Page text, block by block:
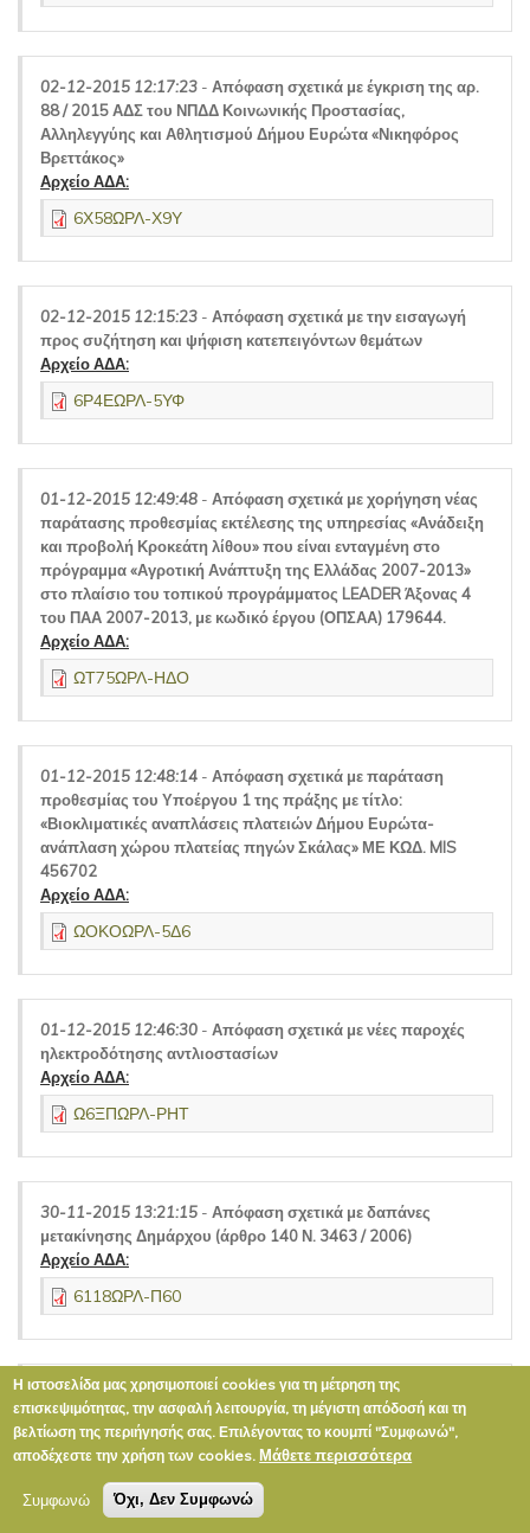
02-12-2015 12:17:23 - Απόφαση σχετικά με έγκριση της αρ.
88 / 2015 ΑΔΣ του ΝΠΔΔ Κοινωνικής Προστασίας,
Αλληλεγγύης και Αθλητισμού Δήμου Ευρώτα «Νικηφόρος
Βρεττάκος»
Αρχείο ΑΔΑ:
6Χ58ΩΡΛ-Χ9Υ
02-12-2015 12:15:23 - Απόφαση σχετικά με την εισαγωγή
προς συζήτηση και ψήφιση κατεπειγόντων θεμάτων
Αρχείο ΑΔΑ:
6Ρ4ΕΩΡΛ-5ΥΦ
01-12-2015 12:49:48 - Απόφαση σχετικά με χορήγηση νέας
παράτασης προθεσμίας εκτέλεσης της υπηρεσίας «Ανάδειξη
και προβολή Κροκεάτη λίθου» που είναι ενταγμένη στο
πρόγραμμα «Αγροτική Ανάπτυξη της Ελλάδας 2007-2013»
στο πλαίσιο του τοπικού προγράμματος LEADER Άξονας 4
του ΠΑΑ 2007-2013, με κωδικό έργου (ΟΠΣΑΑ) 179644.
Αρχείο ΑΔΑ:
ΩΤ75ΩΡΛ-ΗΔΟ
01-12-2015 12:48:14 - Απόφαση σχετικά με παράταση
προθεσμίας του Υποέργου 1 της πράξης με τίτλο:
«Βιοκλιματικές αναπλάσεις πλατειών Δήμου Ευρώτα-
ανάπλαση χώρου πλατείας πηγών Σκάλας» ΜΕ ΚΩΔ. MIS
456702
Αρχείο ΑΔΑ:
ΩΟΚΟΩΡΛ-5Δ6
01-12-2015 12:46:30 - Απόφαση σχετικά με νέες παροχές
ηλεκτροδότησης αντλιοστασίων
Αρχείο ΑΔΑ:
Ω6ΞΠΩΡΛ-ΡΗΤ
30-11-2015 13:21:15 - Απόφαση σχετικά με δαπάνες
μετακίνησης Δημάρχου (άρθρο 140 Ν. 3463 / 2006)
Αρχείο ΑΔΑ:
6118ΩΡΛ-Π60
30-11-2015 13:16:27-Απόφαση σχετικά με τροποποίηση
προϋπολογισμού οικ. έτους 2015 – Τροποποίηση Τεχνικού
Προγράμματος
Αρχείο ΑΔΑ:
7ΨΦΨΩΡΛ-ΝΕ2
Η ιστοσελίδα μας χρησιμοποιεί cookies για τη μέτρηση της
επισκεψιμότητας, την ασφαλή λειτουργία, τη μέγιστη απόδοσή και τη
βελτίωση της περιήγησής σας. Επιλέγοντας το κουμπί "Συμφωνώ",
αποδέχεστε την χρήση των cookies. Μάθετε περισσότερα
Συμφωνώ Όχι, Δεν Συμφωνώ